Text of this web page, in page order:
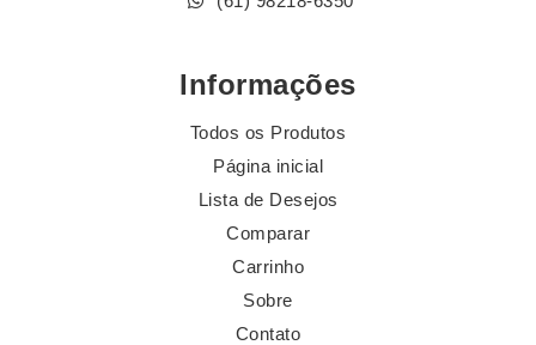
Informações
Todos os Produtos
Página inicial
Lista de Desejos
Comparar
Carrinho
Sobre
Contato